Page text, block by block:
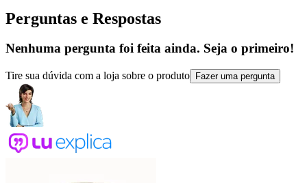
Perguntas e Respostas
Nenhuma pergunta foi feita ainda. Seja o primeiro!
Tire sua dúvida com a loja sobre o produto Fazer uma pergunta